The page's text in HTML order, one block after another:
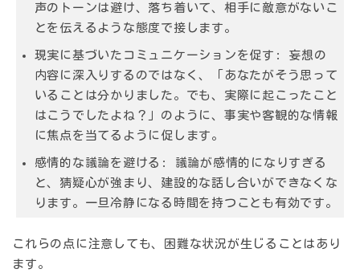
声のトーンは避け、落ち着いて、相手に敵意がないこ
とを伝えるような態度で接します。
現実に基づいたコミュニケーションを促す: 妄想の
内容に深入りするのではなく、「あなたがそう思って
いることは分かりました。でも、実際に起こったこと
はこうでしたよね？」のように、事実や客観的な情報
に焦点を当てるように促します。
感情的な議論を避ける: 議論が感情的になりすぎる
と、猜疑心が強まり、建設的な話し合いができなくな
ります。一旦冷静になる時間を持つことも有効です。
これらの点に注意しても、困難な状況が生じることはあり
ます。